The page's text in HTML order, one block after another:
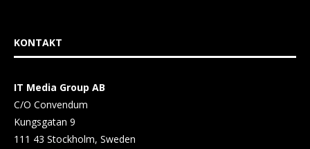
KONTAKT
IT Media Group AB
C/O Convendum
Kungsgatan 9
111 43 Stockholm, Sweden